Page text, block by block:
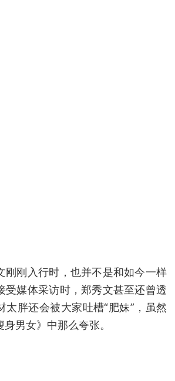
刚刚入行时，也并不是和如今一样
受媒体采访时，郑秀文甚至还曾透
太胖还会被大家吐槽“肥妹”，虽然
男女》中那么夸张。